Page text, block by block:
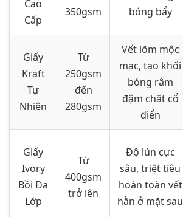
Cao
Cấp
350gsm
bóng bẩy
Giấy
Kraft
Tự
Nhiên
Từ
250gsm
đến
280gsm
Vết lõm mộc
mạc, tạo khối
bóng râm
đậm chất cổ
điển
Giấy
Ivory
Bồi Đa
Lớp
Từ
400gsm
trở lên
Độ lún cực
sâu, triệt tiêu
hoàn toàn vết
hằn ở mặt sau